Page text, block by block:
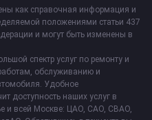
как справочная информация и
положениями статьи 437
и могут быть изменены в
спектр услуг по ремонту и
обслуживанию и
Удобное
доступность наших услуг в
и всей Москве: ЦАО, САО, СВАО,